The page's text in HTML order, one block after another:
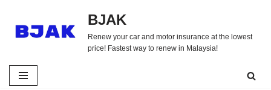
Skip
BJAK
Renew your car and motor insurance at the lowest
price! Fastest way to renew in Malaysia!